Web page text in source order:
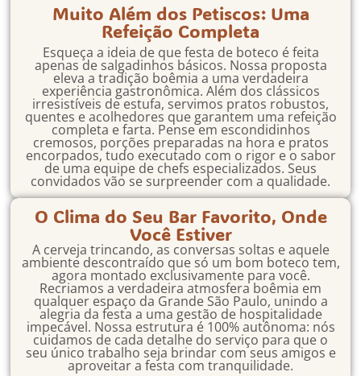
Muito Além dos Petiscos: Uma
Refeição Completa
Esqueça a ideia de que festa de boteco é feita
apenas de salgadinhos básicos. Nossa proposta
eleva a tradição boêmia a uma verdadeira
experiência gastronômica. Além dos clássicos
irresistíveis de estufa, servimos pratos robustos,
quentes e acolhedores que garantem uma refeição
completa e farta. Pense em escondidinhos
cremosos, porções preparadas na hora e pratos
encorpados, tudo executado com o rigor e o sabor
de uma equipe de chefs especializados. Seus
convidados vão se surpreender com a qualidade.
O Clima do Seu Bar Favorito, Onde
Você Estiver
A cerveja trincando, as conversas soltas e aquele
ambiente descontraído que só um bom boteco tem,
agora montado exclusivamente para você.
Recriamos a verdadeira atmosfera boêmia em
qualquer espaço da Grande São Paulo, unindo a
alegria da festa a uma gestão de hospitalidade
impecável. Nossa estrutura é 100% autônoma: nós
cuidamos de cada detalhe do serviço para que o
seu único trabalho seja brindar com seus amigos e
aproveitar a festa com tranquilidade.